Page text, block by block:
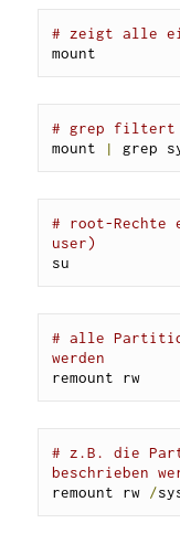
# zeigt alle
mount
# grep filtert
mount
| grep
# root-Rechte
user)
su
# alle
werden
remount rw
# z.B. die
beschrieben
remount rw /